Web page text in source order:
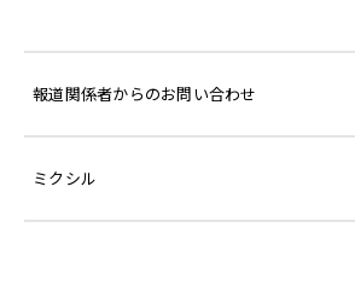
報道関係者からのお問い合わせ
ミクシル